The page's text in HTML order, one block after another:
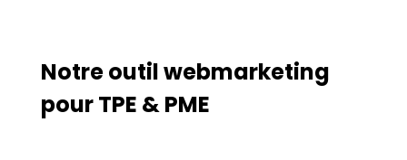
Notre outil webmarketing
pour TPE & PME